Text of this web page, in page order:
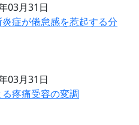
03月31日
症が倦怠感を惹起する分
03月31日
疼痛受容の変調